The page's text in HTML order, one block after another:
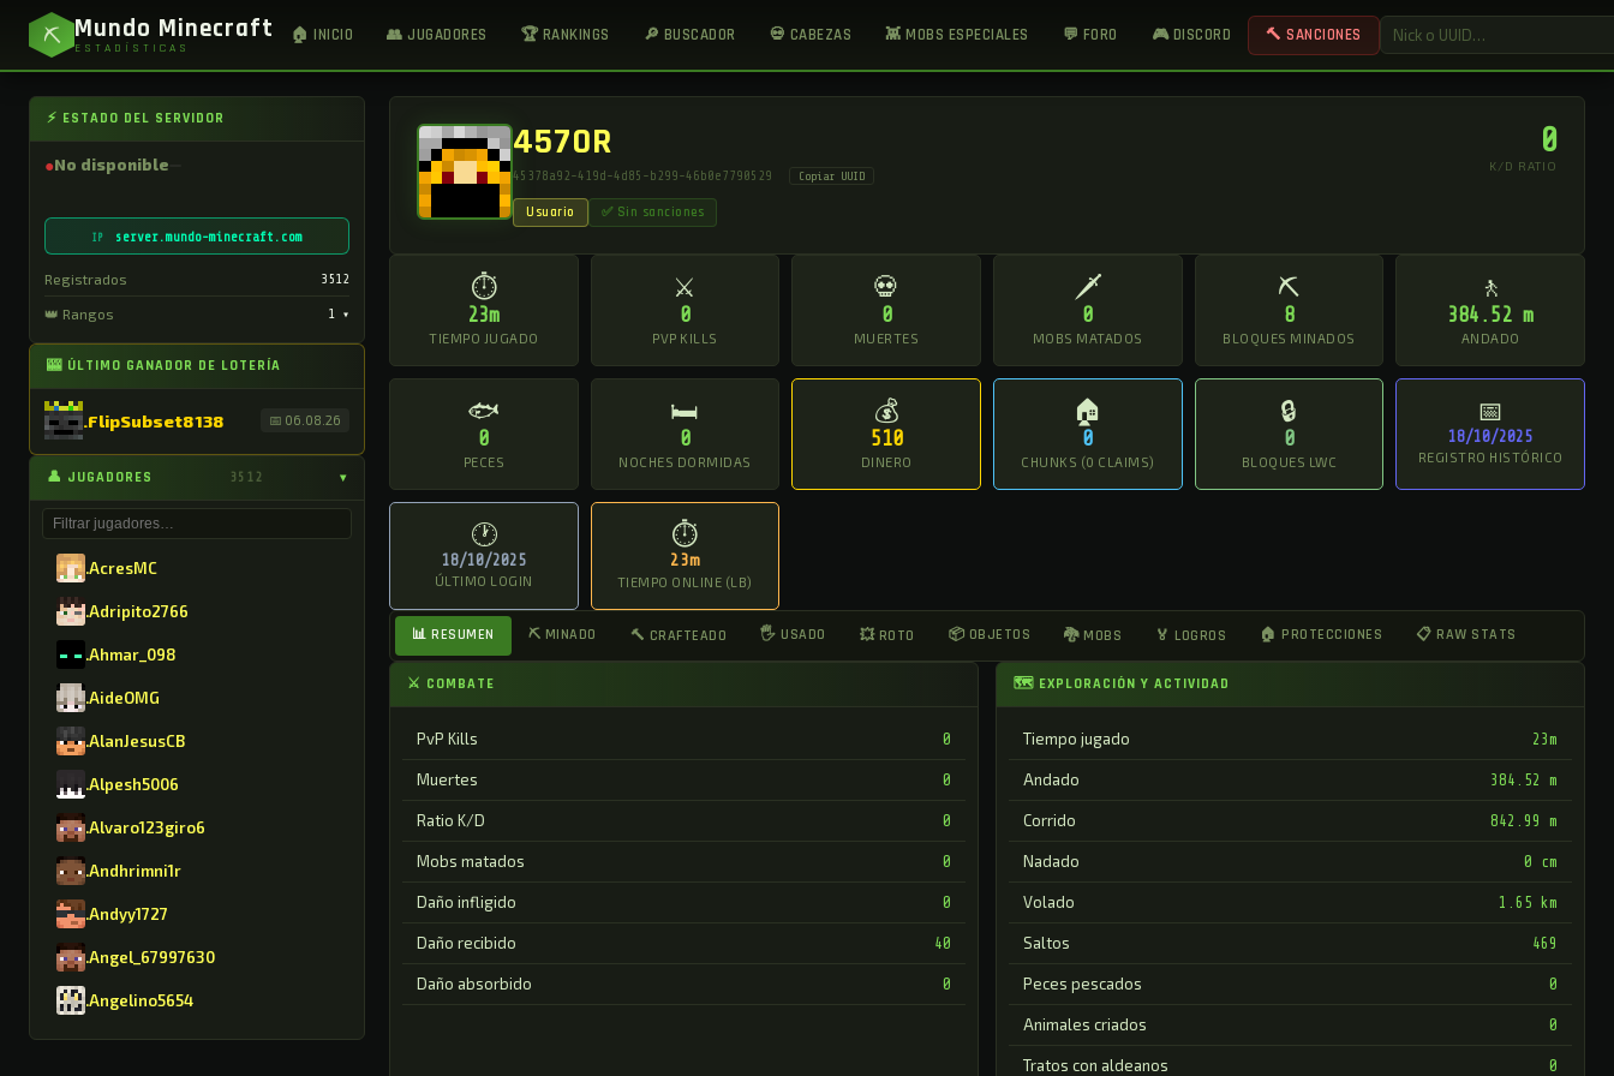
⛏ Mundo Minecraft
ESTADÍSTICAS
🏠 INICIO 👥 JUGADORES 🏆 RANKINGS 🔎 BUSCADOR 💀 CABEZAS 👾 MOBS ESPECIALES 💬 FORO 🎮 DISCORD 🔨 SANCIONES
⚡ ESTADO DEL SERVIDOR
●No disponible
IP server.mundo-minecraft.com
Registrados 3512
👑 Rangos 1 ▾
🎰 ÚLTIMO GANADOR DE LOTERÍA
.FlipSubset8138 📅 06.08.26
👤 JUGADORES 3512 ▾
.AcresMC
.Adripito2766
.Ahmar_098
.AideOMG
.AlanJesusCB
.Alpesh5006
.Alvaro123giro6
.Andhrimni1r
.Andyy1727
.Angel_67997630
.Angelino5654
.AntonioGMR8630
4570R
45378a92-419d-4d85-b299-46b0e7790529 Copiar UUID
Usuario ✅ Sin sanciones
0
K/D RATIO
⏱
23m
TIEMPO JUGADO
⚔
0
PVP KILLS
💀
0
MUERTES
🗡
0
MOBS MATADOS
⛏
8
BLOQUES MINADOS
🚶
384.52 m
ANDADO
🐟
0
PECES
🛏
0
NOCHES DORMIDAS
💰
510
DINERO
🏠
0
CHUNKS (0 CLAIMS)
🔒
0
BLOQUES LWC
📅
18/10/2025
REGISTRO HISTÓRICO
🕐
18/10/2025
ÚLTIMO LOGIN
⏱
23m
TIEMPO ONLINE (LB)
📊 RESUMEN ⛏ MINADO 🔨 CRAFTEADO 🖐 USADO 💥 ROTO 📦 OBJETOS 🐉 MOBS 🏅 LOGROS 🏠 PROTECCIONES 📋 RAW STATS
⚔ COMBATE
PvP Kills 0
Muertes 0
Ratio K/D 0
Mobs matados 0
Daño infligido 0
Daño recibido 40
Daño absorbido 0
🗺 EXPLORACIÓN Y ACTIVIDAD
Tiempo jugado 23m
Andado 384.52 m
Corrido 842.99 m
Nadado 0 cm
Volado 1.65 km
Saltos 469
Peces pescados 0
Animales criados 0
Tratos con aldeanos 0